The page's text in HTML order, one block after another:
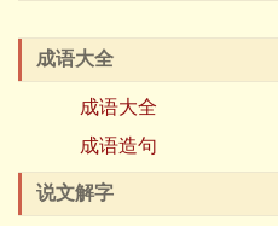
成语大全
成语大全
成语造句
说文解字